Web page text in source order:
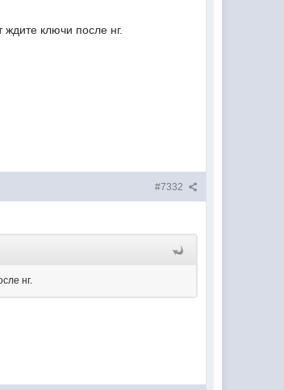
ключи после нг.
#7332
нг.